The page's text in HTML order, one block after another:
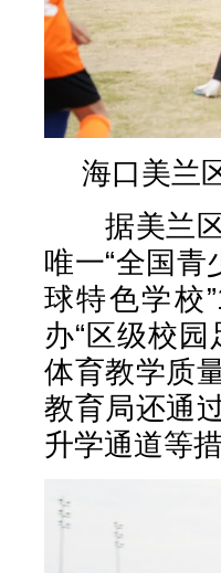
海口美兰
据美兰区
唯一“全国青
球特色学校
办“区级校
体育教学质
教育局还通
升学通道等